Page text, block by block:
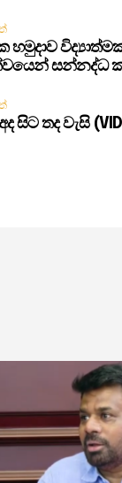
සන්නද්ධ
සිට තද වැසි